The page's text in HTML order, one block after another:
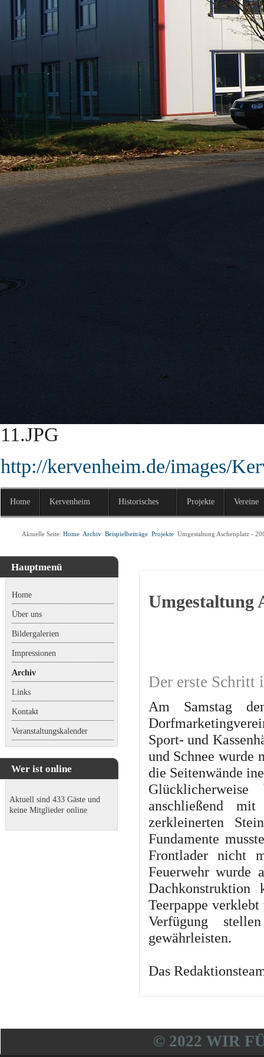
http://kervenheim.de/images/
http://kervenheim.de/images/
5.JPG
http://kervenheim.de/images/
7.JPG
http://kervenheim.de/images/
http://kervenheim.de/images/
http://kervenheim.de/images/
11.JPG
http://kervenheim.de/images/
Home Kervenheim Historisches Projekte Vereine
Aktuelle Seite: Home Archiv Beispielbeiträge Projekte Umgestaltung Aschenplatz -
Hauptmenü
Home
Über uns
Bildergalerien
Impressionen
Archiv
Links
Kontakt
Veranstaltungskalender
Wer ist online
Aktuell sind 433 Gäste und
keine Mitglieder online
Umgestaltung
Der erste Schritt
Am Samstag
Sport- und
und Schnee wurde
die Seitenwände
anschließend
zerkleinerten
Fundamente
Frontlader nicht
Feuerwehr wurde
Teerpappe
Verfügung
gewährleisten.
Das
© 2022 WIR